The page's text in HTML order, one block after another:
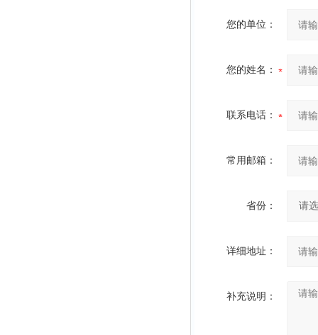
您的单位：
您的姓名：
联系电话：
常用邮箱：
省份：
详细地址：
补充说明：